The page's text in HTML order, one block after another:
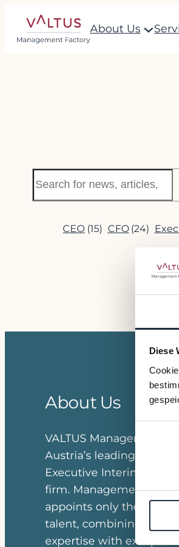
Diese
content
About Us
CEO (15) CFO (24)
About Us
VALTUS Management
Austria’s leading CFO and
Executive Interim
firm. Management
appoints only the very
talent, combining
expertise with